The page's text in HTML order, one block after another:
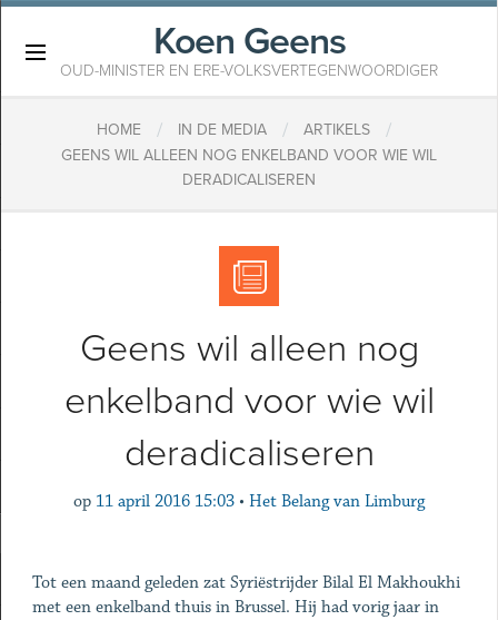
Koen Geens
OUD-MINISTER EN ERE-VOLKSVERTEGENWOORDIGER
HOME / IN DE MEDIA / ARTIKELS /
GEENS WIL ALLEEN NOG ENKELBAND VOOR WIE WIL
DERADICALISEREN
Geens wil alleen nog
enkelband voor wie wil
deradicaliseren
op 11 april 2016 15:03 • Het Belang van Limburg
Tot een maand geleden zat Syriëstrijder Bilal El Makhoukhi
met een enkelband thuis in Brussel. Hij had vorig jaar in